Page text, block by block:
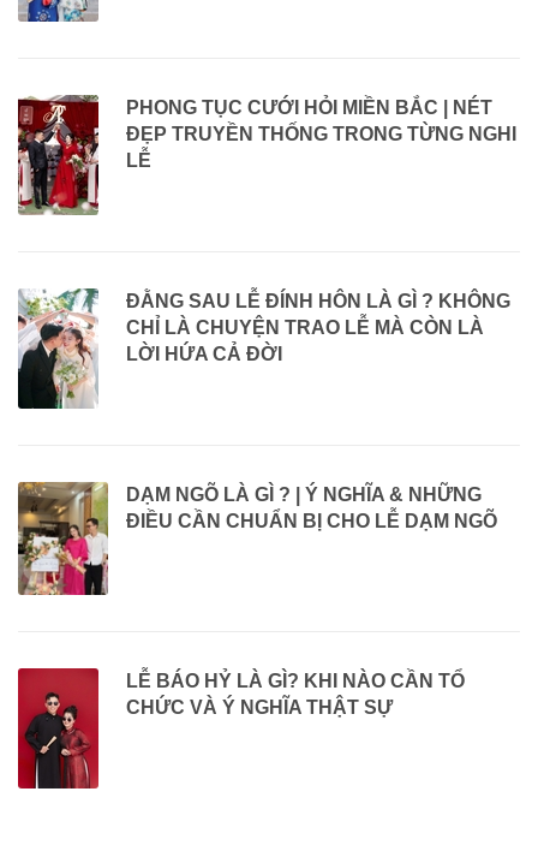
PHONG TỤC CƯỚI HỎI MIỀN BẮC | NÉT
ĐẸP TRUYỀN THỐNG TRONG TỪNG NGHI
LỄ
ĐẰNG SAU LỄ ĐÍNH HÔN LÀ GÌ ? KHÔNG
CHỈ LÀ CHUYỆN TRAO LỄ MÀ CÒN LÀ
LỜI HỨA CẢ ĐỜI
DẠM NGÕ LÀ GÌ ? | Ý NGHĨA & NHỮNG
ĐIỀU CẦN CHUẨN BỊ CHO LỄ DẠM NGÕ
LỄ BÁO HỶ LÀ GÌ? KHI NÀO CẦN TỔ
CHỨC VÀ Ý NGHĨA THẬT SỰ